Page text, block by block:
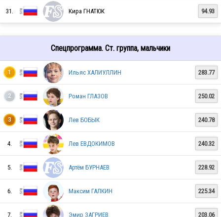
RUS
RUS
RUS
RUS
RUS
31. Кира ГНАТЮК 94.93
Спецпрограмма. Ст. группа, мальчики
1 Ильяс ХАЛИУЛЛИН 283.77
2 Роман ГЛАЗОВ 250.02
3 Лев БОБЫК 240.78
4. Лев ЕВДОКИМОВ 240.32
5. Артём БУРНАЕВ 228.92
6. Максим ГАЛКИН 225.34
7. Эмир ЗАГРИЕВ 203.06